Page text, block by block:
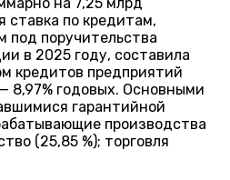
ставка по кредитам,
под поручительства
в 2025 году, составила
кредитов предприятий
8,97% годовых. Основными
гарантийной
производства
(25,85 %); торговля